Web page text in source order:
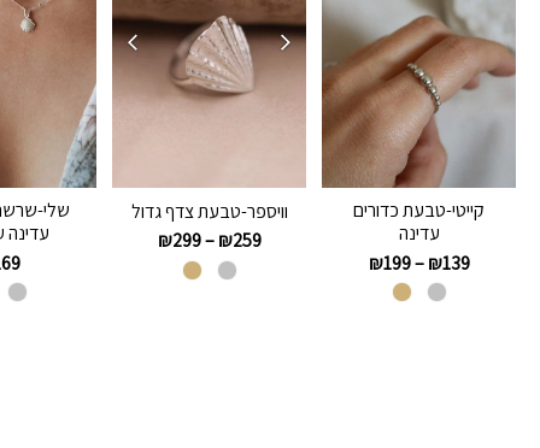
קייטי-טבעת כדורים
עדינה
₪139
–
₪199
וויספר-טבעת צדף גדול
₪259
–
₪299
שלי-